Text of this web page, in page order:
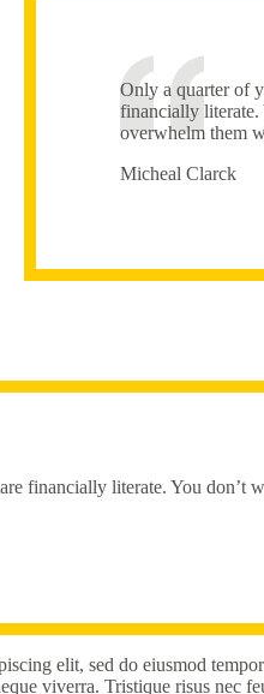
Only a quarter of
financially literate.
overwhelm them
Micheal Clarck
financially literate. You don’t
elit, sed do eiusmod
viverra. Tristique risus nec